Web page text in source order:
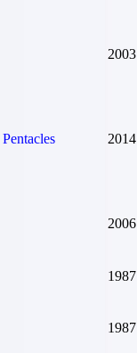
2003
2014
2006
1987
1987